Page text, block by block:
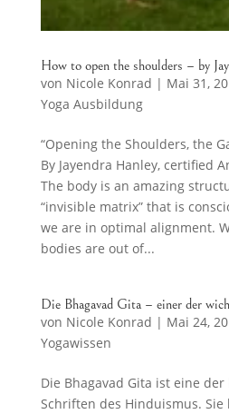
How to open the shoulders – by
von Nicole Konrad | Mai 31,
Yoga Ausbildung
“Opening the Shoulders, the
By Jayendra Hanley, certified
The body is an amazing
“invisible matrix” that is
we are in optimal alignment.
bodies are out of...
Die Bhagavad Gita – einer der
von Nicole Konrad | Mai 24,
Yogawissen
Die Bhagavad Gita ist eine
Schriften des Hinduismus. Sie